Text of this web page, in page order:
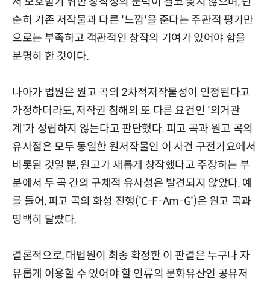
순히 기존 저작물과 다른 '느낌'을 준다는 주관적 평가만
으로는 부족하고 객관적인 창작의 기여가 있어야 함을
분명히 한 것이다.
나아가 법원은 원고 곡의 2차적저작물성이 인정된다고
가정하더라도, 저작권 침해의 또 다른 요건인 '의거관
계'가 성립하지 않는다고 판단했다. 피고 곡과 원고 곡의
유사점은 모두 동일한 원저작물인 이 사건 구전가요에서
비롯된 것일 뿐, 원고가 새롭게 창작했다고 주장하는 부
분에서 두 곡 간의 구체적 유사성은 발견되지 않았다. 예
를 들어, 피고 곡의 화성 진행('C-F-Am-G')은 원고 곡과
명백히 달랐다.
결론적으로, 대법원이 최종 확정한 이 판결은 누구나 자
유롭게 이용할 수 있어야 할 인류의 문화유산인 공유저